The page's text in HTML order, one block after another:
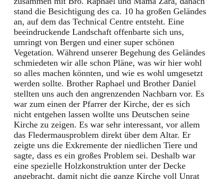
stand die Besichtigung des ca. 10 ha großen Geländes
an, auf dem das Technical Centre entsteht. Eine
beeindruckende Landschaft offenbarte sich uns,
umringt von Bergen und einer super schönen
Vegetation. Während unserer Begehung des Geländes
schmiedeten wir alle schon Pläne, was wir hier wohl
so alles machen könnten, und wie es wohl umgesetzt
werden sollte. Brother Raphael und Brother Daniel
stellten uns auch den angrenzenden Nachbarn vor. Es
war zum einen der Pfarrer der Kirche, der es sich
nicht entgehen lassen wollte uns Deutschen seine
Kirche zu zeigen. Es war sehr interessant, vor allem
das Fledermausproblem direkt über dem Altar. Er
zeigte uns die Exkremente der niedlichen Tiere und
sagte, dass es ein großes Problem sei. Deshalb war
eine spezielle Holzkonstruktion unter der Decke
angebracht, damit nicht die ganze Kirche voll Unrat